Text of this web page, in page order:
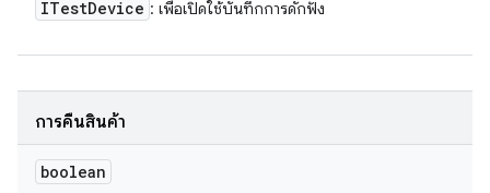
ITestDevice : เพื่อเปิดใช้บันทึกการดักฟัง
การคืนสินค้า
boolean